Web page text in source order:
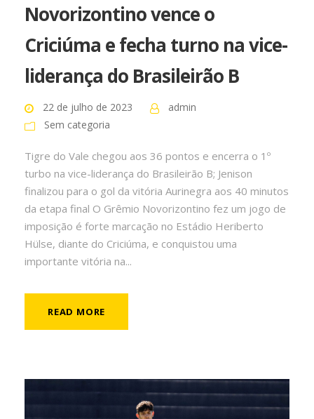
Novorizontino vence o
Criciúma e fecha turno na vice-
liderança do Brasileirão B
22 de julho de 2023
admin
Sem categoria
Tigre do Vale chegou aos 36 pontos e encerra o 1º
turbo na vice-liderança do Brasileirão B; Jenison
finalizou para o gol da vitória Aurinegra aos 40 minutos
da etapa final O Grêmio Novorizontino fez um jogo de
imposição é forte marcação no Estádio Heriberto
Hülse, diante do Criciúma, e conquistou uma
importante vitória na...
READ MORE